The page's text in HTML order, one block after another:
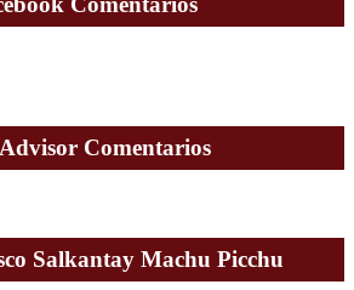
Comentarios
Salkantay Machu Picchu